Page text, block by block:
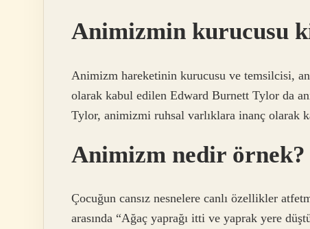
Animizmin kurucusu
Animizm hareketinin kurucusu ve temsilcisi,
olarak kabul edilen Edward Burnett Tylor da
Tylor, animizmi ruhsal varlıklara inanç olarak
Animizm nedir örnek?
Çocuğun cansız nesnelere canlı özellikler
arasında “Ağaç yaprağı itti ve yaprak yere